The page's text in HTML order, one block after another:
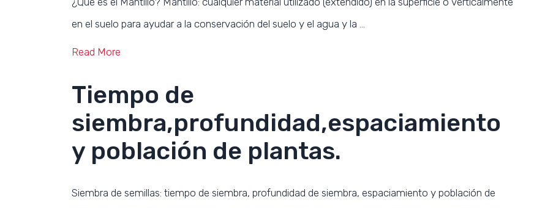
en el suelo para ayudar a la conservación del suelo y el agua y la …
Read More
Tiempo de
siembra,profundidad,espaciamiento
y población de plantas.
Siembra de semillas: tiempo de siembra, profundidad de siembra, espaciamiento y población de